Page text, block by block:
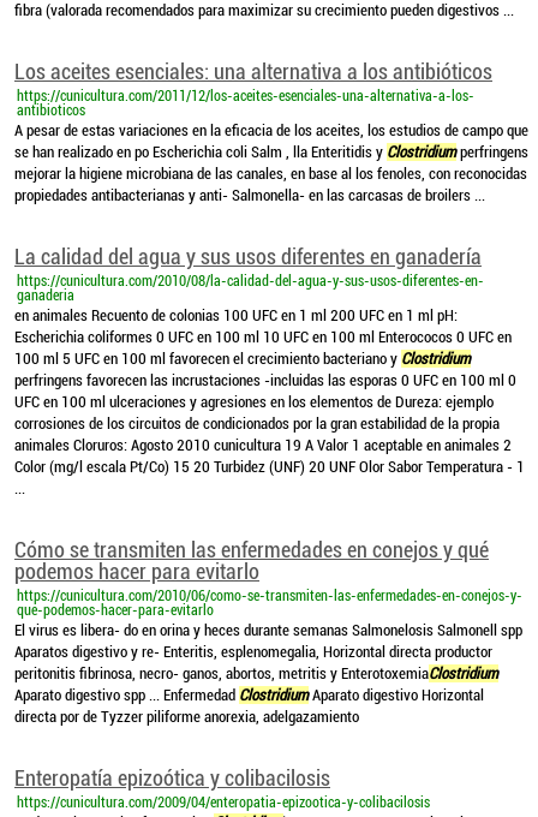
fibra (valorada recomendados para maximizar su crecimiento pueden digestivos ...
Los aceites esenciales: una alternativa a los antibióticos
https://cunicultura.com/2011/12/los-aceites-esenciales-una-alternativa-a-los-
antibioticos
A pesar de estas variaciones en la eficacia de los aceites, los estudios de campo que
se han realizado en po Escherichia coli Salm , lla Enteritidis y Clostridiumperfringens
mejorar la higiene microbiana de las canales, en base al los fenoles, con reconocidas
propiedades antibacterianas y anti- Salmonella- en las carcasas de broilers ...
La calidad del agua y sus usos diferentes en ganadería
https://cunicultura.com/2010/08/la-calidad-del-agua-y-sus-usos-diferentes-en-
ganaderia
en animales Recuento de colonias 100 UFC en 1 ml 200 UFC en 1 ml pH:
Escherichia coliformes 0 UFC en 100 ml 10 UFC en 100 ml Enterococos 0 UFC en
100 ml 5 UFC en 100 ml favorecen el crecimiento bacteriano y Clostridium
perfringens favorecen las incrustaciones -incluidas las esporas 0 UFC en 100 ml 0
UFC en 100 ml ulceraciones y agresiones en los elementos de Dureza: ejemplo
corrosiones de los circuitos de condicionados por la gran estabilidad de la propia
animales Cloruros: Agosto 2010 cunicultura 19 A Valor 1 aceptable en animales 2
Color (mg/l escala Pt/Co) 15 20 Turbidez (UNF) 20 UNF Olor Sabor Temperatura - 1
...
Cómo se transmiten las enfermedades en conejos y qué
podemos hacer para evitarlo
https://cunicultura.com/2010/06/como-se-transmiten-las-enfermedades-en-conejos-y-
que-podemos-hacer-para-evitarlo
El virus es libera- do en orina y heces durante semanas Salmonelosis Salmonell spp
Aparatos digestivo y re- Enteritis, esplenomegalia, Horizontal directa productor
peritonitis fibrinosa, necro- ganos, abortos, metritis y EnterotoxemiaClostridium
Aparato digestivo spp ... Enfermedad ClostridiumAparato digestivo Horizontal
directa por de Tyzzer piliforme anorexia, adelgazamiento
Enteropatía epizoótica y colibacilosis
https://cunicultura.com/2009/04/enteropatia-epizootica-y-colibacilosis